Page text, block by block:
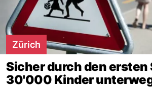
Zürich
Sicher durch den ersten
30'000 Kinder